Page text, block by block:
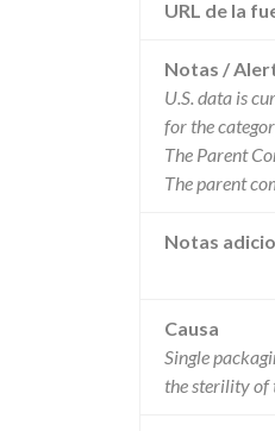
URL de la
Notas /
U.S. data is
for the
The Parent
The parent
Notas
Causa
Single
the sterility of